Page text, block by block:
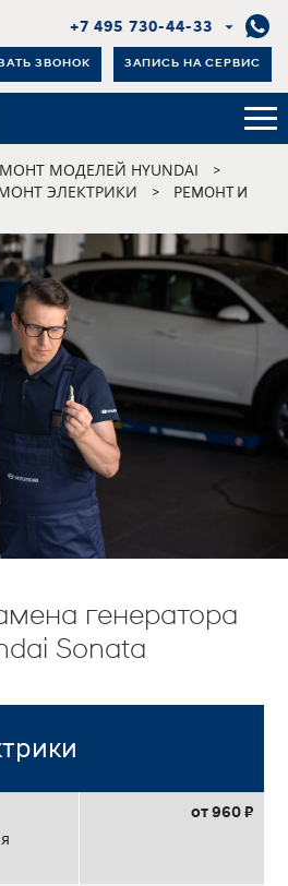
+7 495 730-44-33
ЗВОНОК ЗАПИСЬ НА СЕРВИС
МОДЕЛЕЙ HYUNDAI >
ЭЛЕКТРИКИ >
РЕМОНТ И
генератора
Sonata
от 960 ₽